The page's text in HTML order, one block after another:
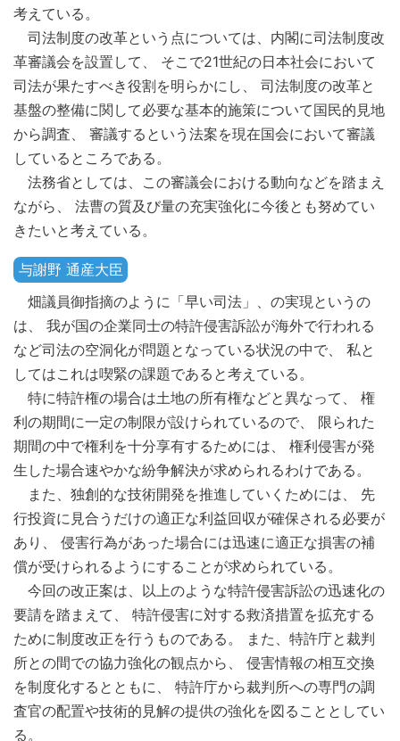
考えている。
司法制度の改革という点については、内閣に司法制度改
革審議会を設置して、 そこで21世紀の日本社会において
司法が果たすべき役割を明らかにし、 司法制度の改革と
基盤の整備に関して必要な基本的施策について国民的見地
から調査、 審議するという法案を現在国会において審議
しているところである。
法務省としては、この審議会における動向などを踏まえ
ながら、 法曹の質及び量の充実強化に今後とも努めてい
きたいと考えている。
与謝野 通産大臣
畑議員御指摘のように「早い司法」、の実現というの
は、 我が国の企業同士の特許侵害訴訟が海外で行われる
など司法の空洞化が問題となっている状況の中で、 私と
してはこれは喫緊の課題であると考えている。
特に特許権の場合は土地の所有権などと異なって、 権
利の期間に一定の制限が設けられているので、 限られた
期間の中で権利を十分享有するためには、 権利侵害が発
生した場合速やかな紛争解決が求められるわけである。
また、独創的な技術開発を推進していくためには、 先
行投資に見合うだけの適正な利益回収が確保される必要が
あり、 侵害行為があった場合には迅速に適正な損害の補
償が受けられるようにすることが求められている。
今回の改正案は、以上のような特許侵害訴訟の迅速化の
要請を踏まえて、 特許侵害に対する救済措置を拡充する
ために制度改正を行うものである。 また、特許庁と裁判
所との間での協力強化の観点から、 侵害情報の相互交換
を制度化するとともに、 特許庁から裁判所への専門の調
査官の配置や技術的見解の提供の強化を図ることとしてい
る。